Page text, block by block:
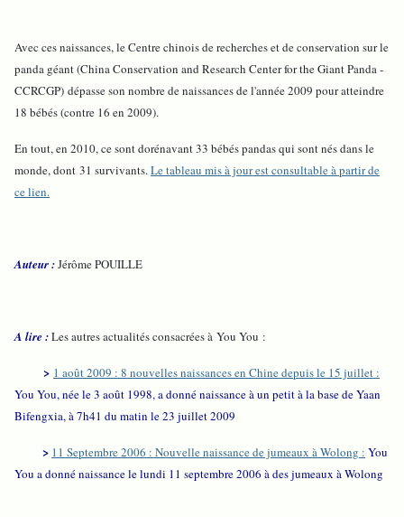
Avec ces naissances, le Centre chinois de recherches et de conservation sur le
panda géant (China Conservation and Research Center for the Giant Panda -
CCRCGP) dépasse son nombre de naissances de l'année 2009 pour atteindre
18 bébés (contre 16 en 2009).
En tout, en 2010, ce sont dorénavant 33 bébés pandas qui sont nés dans le
monde, dont 31 survivants.Le tableau mis à jour est consultable à partir de
ce lien.
Auteur :Jérôme POUILLE
A lire :Les autres actualités consacrées à You You :
> 1 août 2009 : 8 nouvelles naissances en Chine depuis le 15 juillet :
You You, née le 3 août 1998, a donné naissance à un petit à la base de Yaan
Bifengxia, à 7h41 du matin le 23 juillet 2009
> 11 Septembre 2006 : Nouvelle naissance de jumeaux à Wolong : You
You a donné naissance le lundi 11 septembre 2006 à des jumeaux à Wolong